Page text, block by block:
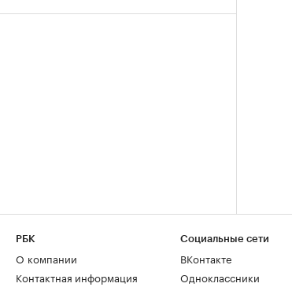
РБК
О компании
Контактная информация
Социальные сети
ВКонтакте
Одноклассники